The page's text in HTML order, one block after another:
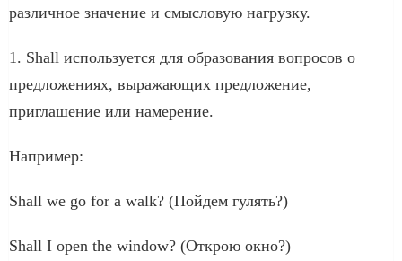
различное значение и смысловую нагрузку.
1. Shall используется для образования вопросов о
предложениях, выражающих предложение,
приглашение или намерение.
Например:
Shall we go for a walk? (Пойдем гулять?)
Shall I open the window? (Открою окно?)